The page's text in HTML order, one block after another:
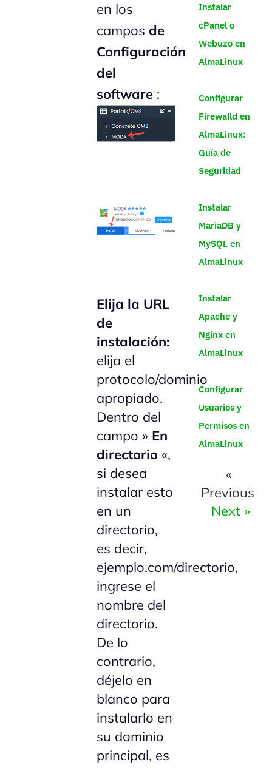
en los
campos de
Configuración
del
software :
Elija la URL
de
instalación:
elija el
protocolo/dominio
apropiado.
Dentro del
campo » En
directorio «,
si desea
instalar esto
en un
directorio,
es decir,
ejemplo.com/directorio,
ingrese el
nombre del
directorio.
De lo
contrario,
déjelo en
blanco para
instalarlo en
su dominio
principal, es
Instalar
cPanel o
Webuzo en
AlmaLinux
Configurar
Firewalld en
AlmaLinux:
Guía de
Seguridad
Instalar
MariaDB y
MySQL en
AlmaLinux
Instalar
Apache y
Nginx en
AlmaLinux
Configurar
Usuarios y
Permisos en
AlmaLinux
«
Previous
Next »